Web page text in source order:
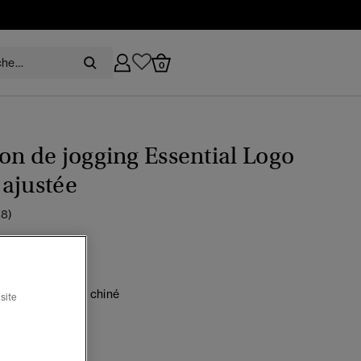
0
de jogging Essential Logo
Prix réduit de
CHF 99,90à
marine vintage chiné